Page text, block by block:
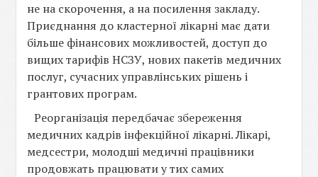
не на скорочення, а на посилення закладу.
Приєднання до кластерної лікарні має дати
більше фінансових можливостей, доступ до
вищих тарифів НСЗУ, нових пакетів медичних
послуг, сучасних управлінських рішень і
грантових програм.
Реорганізація передбачає збереження
медичних кадрів інфекційної лікарні. Лікарі,
медсестри, молодші медичні працівники
продовжать працювати у тих самих